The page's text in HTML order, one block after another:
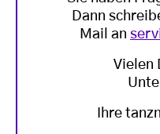
Dann
Mail an
Vielen
Ihre